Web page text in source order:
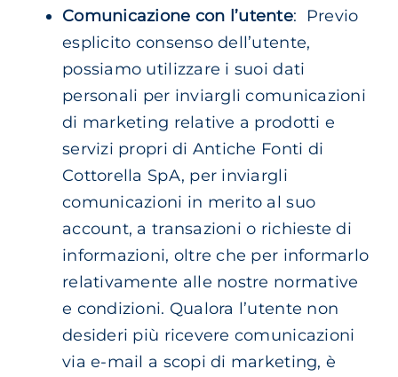
Comunicazione con l’utente: Previo
esplicito consenso dell’utente,
possiamo utilizzare i suoi dati
personali per inviargli comunicazioni
di marketing relative a prodotti e
servizi propri di Antiche Fonti di
Cottorella SpA, per inviargli
comunicazioni in merito al suo
account, a transazioni o richieste di
informazioni, oltre che per informarlo
relativamente alle nostre normative
e condizioni. Qualora l’utente non
desideri più ricevere comunicazioni
via e-mail a scopi di marketing, è